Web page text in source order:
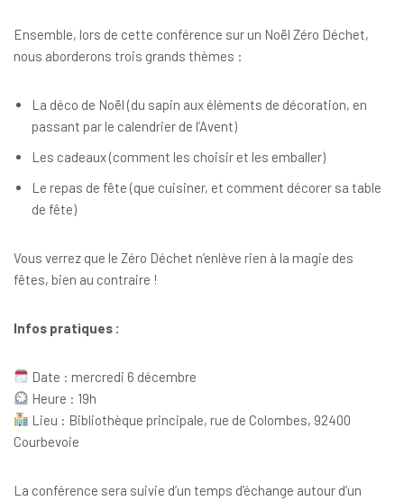
Ensemble, lors de cette conférence sur un Noël Zéro Déchet,
nous aborderons trois grands thèmes :
La déco de Noël (du sapin aux éléments de décoration, en
passant par le calendrier de l’Avent)
Les cadeaux (comment les choisir et les emballer)
Le repas de fête (que cuisiner, et comment décorer sa table
de fête)
Vous verrez que le Zéro Déchet n’enlève rien à la magie des
fêtes, bien au contraire !
Infos pratiques :
Date : mercredi 6 décembre
Heure : 19h
Lieu : Bibliothèque principale, rue de Colombes, 92400
Courbevoie
La conférence sera suivie d’un temps d’échange autour d’un